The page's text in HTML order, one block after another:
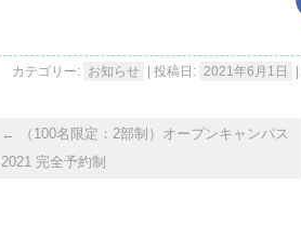
カテゴリー: お知らせ | 投稿日: 2021年6月1日
←
（100名限定：2部制）オープンキャンパス
2021 完全予約制